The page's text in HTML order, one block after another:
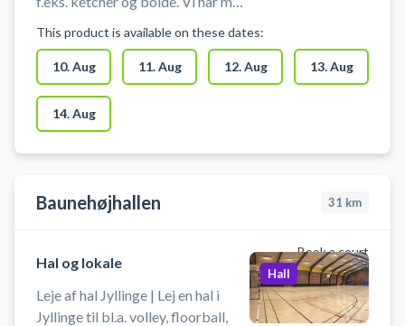
net op og ned i bookingstiden. Net
og mål er placeret i det
redskabsrum inde i hallen, der er
længst til højre for indgangsdøren.
Der er omklædningsrum og bad til
rådighed.
This product is available on these dates:
10. Aug 11. Aug 12. Aug 13. Aug
14. Aug
Baunehøjhallen 31 km
Book a court
Hal og lokale
Leje af hal Jyllinge | Lej en hal i
Jyllinge til bl.a. volley, floorball,
Hall